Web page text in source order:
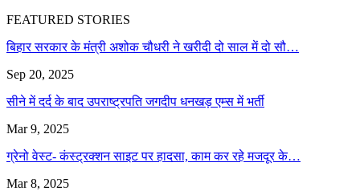
FEATURED STORIES
बिहार सरकार के मंत्री अशोक चौधरी ने खरीदी दो साल में दो सौ…
Sep 20, 2025
सीने में दर्द के बाद उपराष्ट्रपति जगदीप धनखड़ एम्स में भर्ती
Mar 9, 2025
ग्रेनो वेस्ट- कंस्ट्रक्शन साइट पर हादसा, काम कर रहे मजदूर के…
Mar 8, 2025